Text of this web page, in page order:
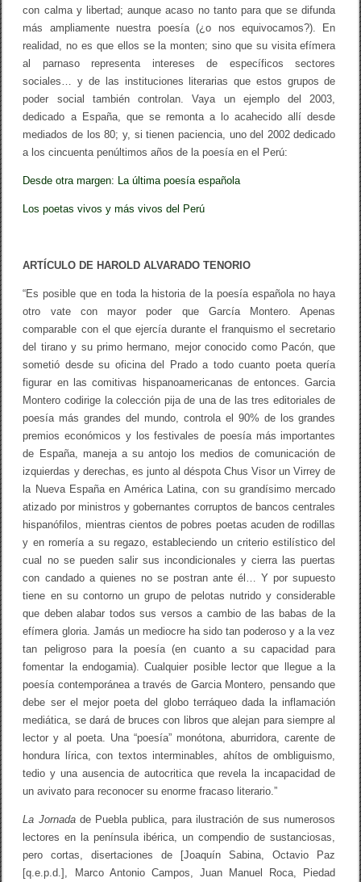
con calma y libertad; aunque acaso no tanto para que se difunda
más ampliamente nuestra poesía (¿o nos equivocamos?). En
realidad, no es que ellos se la monten; sino que su visita efímera
al parnaso representa intereses de específicos sectores
sociales… y de las instituciones literarias que estos grupos de
poder social también controlan. Vaya un ejemplo del 2003,
dedicado a España, que se remonta a lo acahecido allí desde
mediados de los 80; y, si tienen paciencia, uno del 2002 dedicado
a los cincuenta penúltimos años de la poesía en el Perú:
Desde otra margen: La última poesía española
Los poetas vivos y más vivos del Perú
ARTÍCULO DE HAROLD ALVARADO TENORIO
“Es posible que en toda la historia de la poesía española no haya
otro vate con mayor poder que García Montero. Apenas
comparable con el que ejercía durante el franquismo el secretario
del tirano y su primo hermano, mejor conocido como Pacón, que
sometió desde su oficina del Prado a todo cuanto poeta quería
figurar en las comitivas hispanoamericanas de entonces. Garcia
Montero codirige la colección pija de una de las tres editoriales de
poesía más grandes del mundo, controla el 90% de los grandes
premios económicos y los festivales de poesía más importantes
de España, maneja a su antojo los medios de comunicación de
izquierdas y derechas, es junto al déspota Chus Visor un Virrey de
la Nueva España en América Latina, con su grandísimo mercado
atizado por ministros y gobernantes corruptos de bancos centrales
hispanófilos, mientras cientos de pobres poetas acuden de rodillas
y en romería a su regazo, estableciendo un criterio estilístico del
cual no se pueden salir sus incondicionales y cierra las puertas
con candado a quienes no se postran ante él… Y por supuesto
tiene en su contorno un grupo de pelotas nutrido y considerable
que deben alabar todos sus versos a cambio de las babas de la
efímera gloria. Jamás un mediocre ha sido tan poderoso y a la vez
tan peligroso para la poesía (en cuanto a su capacidad para
fomentar la endogamia). Cualquier posible lector que llegue a la
poesía contemporánea a través de Garcia Montero, pensando que
debe ser el mejor poeta del globo terráqueo dada la inflamación
mediática, se dará de bruces con libros que alejan para siempre al
lector y al poeta. Una “poesía” monótona, aburridora, carente de
hondura lírica, con textos interminables, ahítos de ombliguismo,
tedio y una ausencia de autocritica que revela la incapacidad de
un avivato para reconocer su enorme fracaso literario.”
La Jornadade Puebla publica, para ilustración de sus numerosos
lectores en la península ibérica, un compendio de sustanciosas,
pero cortas, disertaciones de [Joaquín Sabina, Octavio Paz
[q.e.p.d.], Marco Antonio Campos, Juan Manuel Roca, Piedad